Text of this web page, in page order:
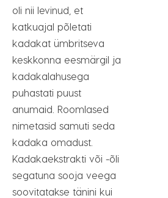
oli nii levinud, et
katkuajal põletati
kadakat ümbritseva
keskkonna eesmärgil ja
kadakalahusega
puhastati puust
anumaid. Roomlased
nimetasid samuti seda
kadaka omadust.
Kadakaekstrakti või -õli
segatuna sooja veega
soovitatakse tänini kui